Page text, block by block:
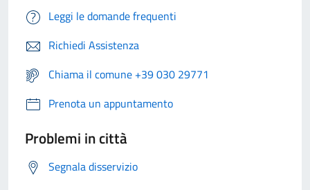
Leggi le domande frequenti
Richiedi Assistenza
Chiama il comune +39 030 29771
Prenota un appuntamento
Problemi in città
Segnala disservizio